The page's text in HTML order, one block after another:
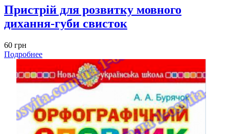
Пристрій для розвитку мовного
дихання-губи свисток
60 грн
Подробнее